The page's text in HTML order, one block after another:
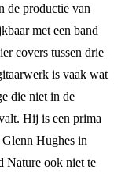
de productie van
met een band
covers tussen drie
is vaak wat
die niet in de
Hij is een prima
Glenn Hughes in
Nature ook niet te